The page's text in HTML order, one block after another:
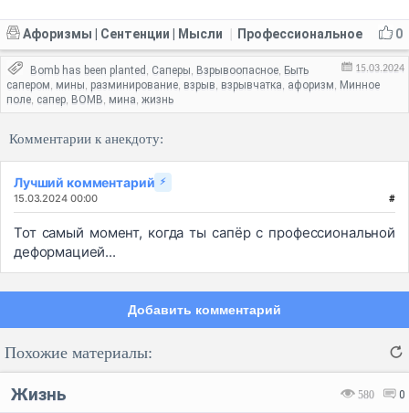
0
Афоризмы | Сентенции | Мысли Профессиональное
15.03.2024
Bomb has been planted , Саперы, Взрывоопасное, Быть
сапером, мины, разминирование, взрыв, взрывчатка, афоризм, Минное
поле, сапер, BOMB, мина, жизнь
Комментарии к анекдоту:
Лучший комментарий ⚡
15.03.2024 00:00 #
Тот самый момент, когда ты сапёр с профессиональной
деформацией...
Добавить комментарий
Похожие материалы:
580 0
Жизнь